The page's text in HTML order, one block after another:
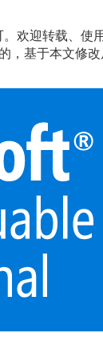
。欢迎转载、使
，基于本文修